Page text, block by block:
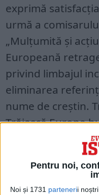
Pentru noi,
Noi și 1731 partenerii
exprimă
urmă a
„Mulțumită și
Europeană
privind limbajul
eliminarea
nume de creștin.
Trăiască Europa
Liderul Ligii
însă, la
europeni asupra